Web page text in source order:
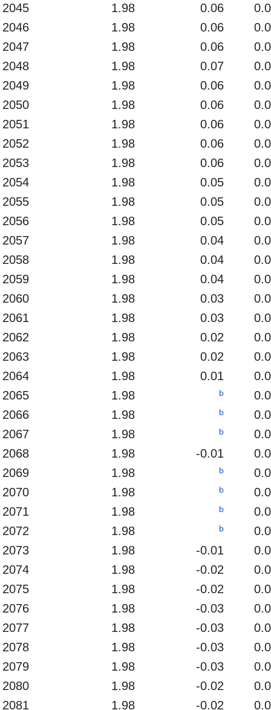
2045
1.98 0.06
2046
1.98 0.06
2047
1.98 0.06
2048
1.98 0.07
2049
1.98 0.06
2050
1.98 0.06
2051
1.98 0.06
2052
1.98 0.06
2053
1.98 0.06
2054
1.98 0.05
2055
1.98 0.05
2056
1.98 0.05
2057
1.98 0.04
2058
1.98 0.04
2059
1.98 0.04
2060
1.98 0.03
2061
1.98 0.03
2062
1.98 0.02
2063
1.98 0.02
2064
1.98 0.01
2065
1.98 b
2066
1.98 b
2067
1.98 b
2068
1.98 -0.01
2069
1.98 b
2070
1.98 b
2071
1.98 b
2072
1.98 b
2073
1.98 -0.01
2074
1.98 -0.02
2075
1.98 -0.02
2076
1.98 -0.03
2077
1.98 -0.03
2078
1.98 -0.03
2079
1.98 -0.03
2080
1.98 -0.02
2081
1.98 -0.02